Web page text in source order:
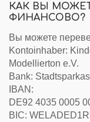
КАК ВЫ
ФИНАНСОВО?
Вы можете
Kontoinhaber:
Modellierton e.V.
Bank:
IBAN:
DE92 4035 0005
BIC: